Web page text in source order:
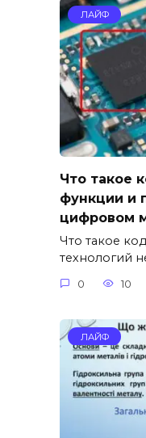
ЛАЙФ
Что такое
функции и
цифровом
Что такое
технологий
0 10
ЛАЙФ